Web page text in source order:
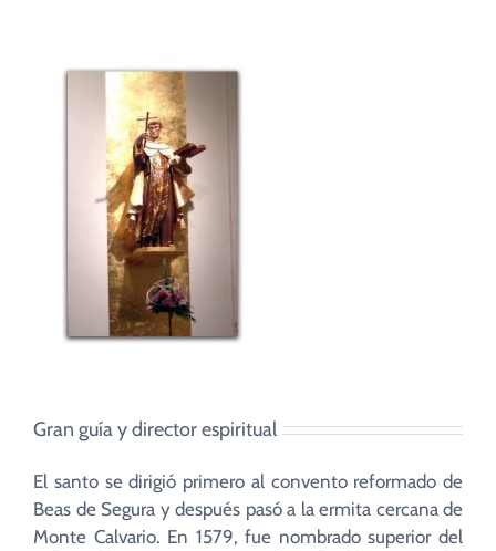
Gran guía y director espiritual
El santo se dirigió primero al convento reformado de
Beas de Segura y después pasó a la ermita cercana de
Monte Calvario. En 1579, fue nombrado superior del